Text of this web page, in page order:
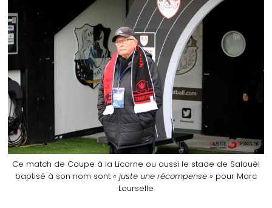
Ce match de Coupe à la Licorne ou aussi le stade de Salouël
baptisé à son nom sont « juste une récompense » pour Marc
Lourselle